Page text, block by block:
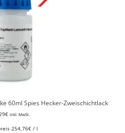
60ml Spies Hecker-Zweischichtlack
€ inkl. MwSt.
254,76€ / l